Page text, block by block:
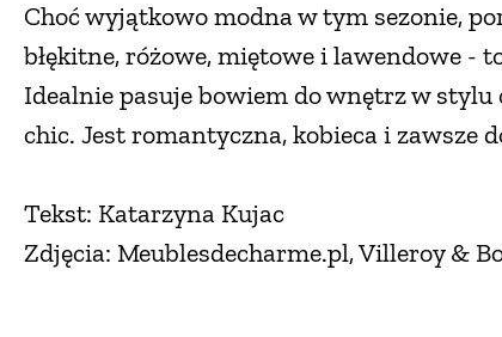
Choć wyjątkowo modna w tym sezonie,
błękitne, różowe, miętowe i lawendowe -
Idealnie pasuje bowiem do wnętrz w
chic. Jest romantyczna, kobieca i zawsze
Tekst: Katarzyna Kujac
Zdjęcia: Meublesdecharme.pl, Villeroy &